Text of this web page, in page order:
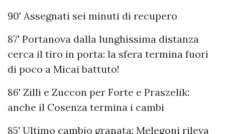
90' Assegnati sei minuti di recupero
87' Portanova dalla lunghissima distanza
cerca il tiro in porta: la sfera termina fuori
di poco a Micai battuto!
86' Zilli e Zuccon per Forte e Praszelik:
anche il Cosenza termina i cambi
85' Ultimo cambio granata: Melegoni rileva